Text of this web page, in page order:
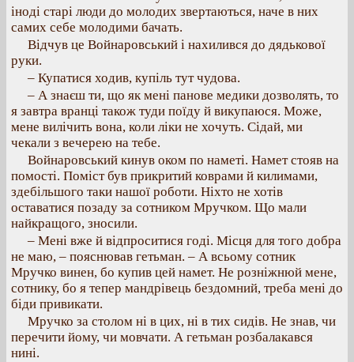
іноді старі люди до молодих звертаються, наче в них
самих себе молодими бачать.
Відчув це Войнаровський і нахилився до дядькової
руки.
– Купатися ходив, купіль тут чудова.
– А знаєш ти, що як мені панове медики дозволять, то
я завтра вранці також туди поїду й викупаюся. Може,
мене вилічить вона, коли ліки не хочуть. Сідай, ми
чекали з вечерею на тебе.
Войнаровський кинув оком по наметі. Намет стояв на
помості. Поміст був прикритий коврами й килимами,
здебільшого таки нашої роботи. Ніхто не хотів
оставатися позаду за сотником Мручком. Що мали
найкращого, зносили.
– Мені вже й відпроситися годі. Місця для того добра
не маю, – пояснював гетьман. – А всьому сотник
Мручко винен, бо купив цей намет. Не розніжнюй мене,
сотнику, бо я тепер мандрівець бездомний, треба мені до
біди привикати.
Мручко за столом ні в цих, ні в тих сидів. Не знав, чи
перечити йому, чи мовчати. А гетьман розбалакався
нині.